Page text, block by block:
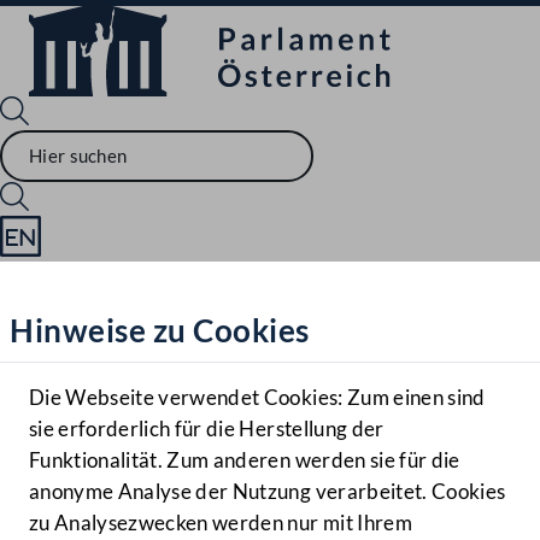
Hilfe
Benutzer
Navigationsmenü öffnen
MENÜ
Hinweise zu Cookies
Die Webseite verwendet Cookies: Zum einen sind
sie erforderlich für die Herstellung der
Funktionalität. Zum anderen werden sie für die
anonyme Analyse der Nutzung verarbeitet. Cookies
zu Analysezwecken werden nur mit Ihrem